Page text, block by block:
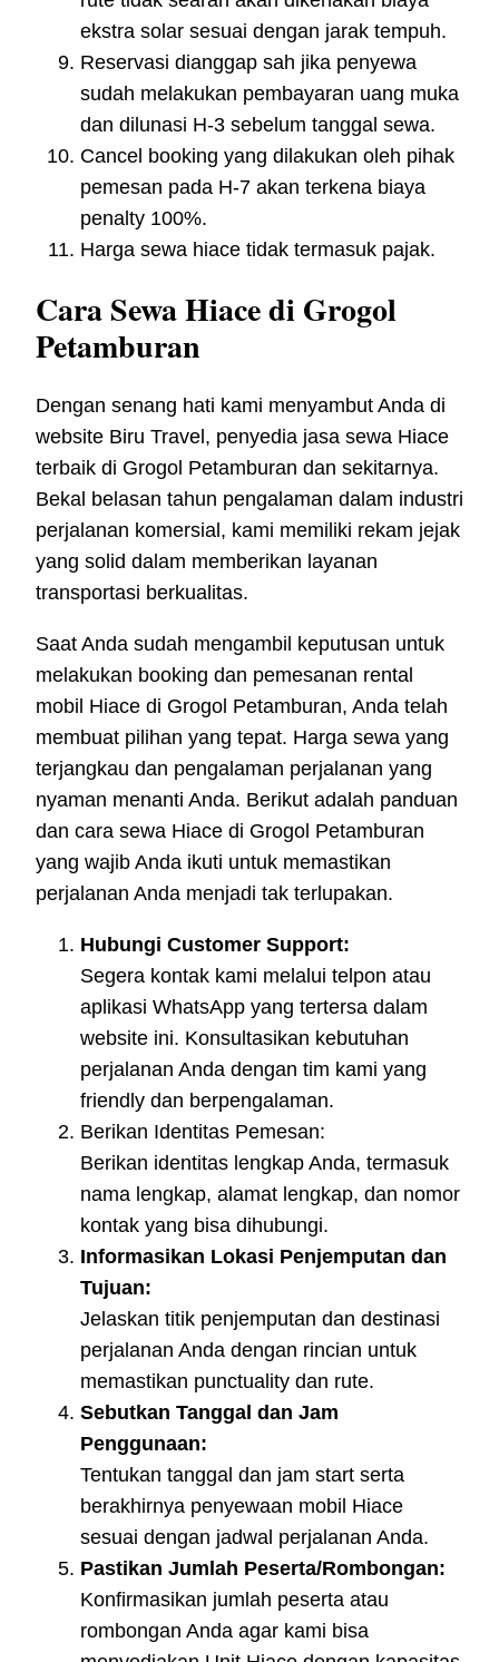
ekstra solar sesuai dengan jarak tempuh.
Reservasi dianggap sah jika penyewa
sudah melakukan pembayaran uang muka
dan dilunasi H-3 sebelum tanggal sewa.
Cancel booking yang dilakukan oleh pihak
pemesan pada H-7 akan terkena biaya
penalty 100%.
Harga sewa hiace tidak termasuk pajak.
Cara Sewa Hiace di Grogol
Petamburan
Dengan senang hati kami menyambut Anda di
website Biru Travel, penyedia jasa sewa Hiace
terbaik di Grogol Petamburan dan sekitarnya.
Bekal belasan tahun pengalaman dalam industri
perjalanan komersial, kami memiliki rekam jejak
yang solid dalam memberikan layanan
transportasi berkualitas.
Saat Anda sudah mengambil keputusan untuk
melakukan booking dan pemesanan rental
mobil Hiace di Grogol Petamburan, Anda telah
membuat pilihan yang tepat. Harga sewa yang
terjangkau dan pengalaman perjalanan yang
nyaman menanti Anda. Berikut adalah panduan
dan cara sewa Hiace di Grogol Petamburan
yang wajib Anda ikuti untuk memastikan
perjalanan Anda menjadi tak terlupakan.
Hubungi Customer Support:
Segera kontak kami melalui telpon atau
aplikasi WhatsApp yang tertersa dalam
website ini. Konsultasikan kebutuhan
perjalanan Anda dengan tim kami yang
friendly dan berpengalaman.
Berikan Identitas Pemesan:
Berikan identitas lengkap Anda, termasuk
nama lengkap, alamat lengkap, dan nomor
kontak yang bisa dihubungi.
Informasikan Lokasi Penjemputan dan
Tujuan:
Jelaskan titik penjemputan dan destinasi
perjalanan Anda dengan rincian untuk
memastikan punctuality dan rute.
Sebutkan Tanggal dan Jam
Penggunaan:
Tentukan tanggal dan jam start serta
berakhirnya penyewaan mobil Hiace
sesuai dengan jadwal perjalanan Anda.
Pastikan Jumlah Peserta/Rombongan:
Konfirmasikan jumlah peserta atau
rombongan Anda agar kami bisa